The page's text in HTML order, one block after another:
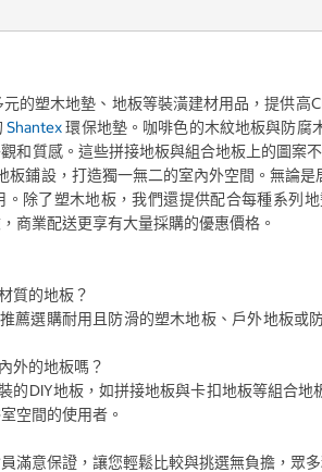
的塑木地墊、地板等裝潢建材用品，提供
Shantex環保地墊。咖啡色的木紋地板與防腐
和質感。這些拼接地板與組合地板上的圖案
板鋪設，打造獨一無二的室內外空間。無論
除了塑木地板，我們還提供配合每種系列
商業配送更享有大量採購的優惠價格。
質的地板？
薦選購耐用且防滑的塑木地板、戶外地板
外的地板嗎？
的DIY地板，如拼接地板與卡扣地板等組合
空間的使用者。
滿意保證，讓您輕鬆比較與挑選無負擔，眾